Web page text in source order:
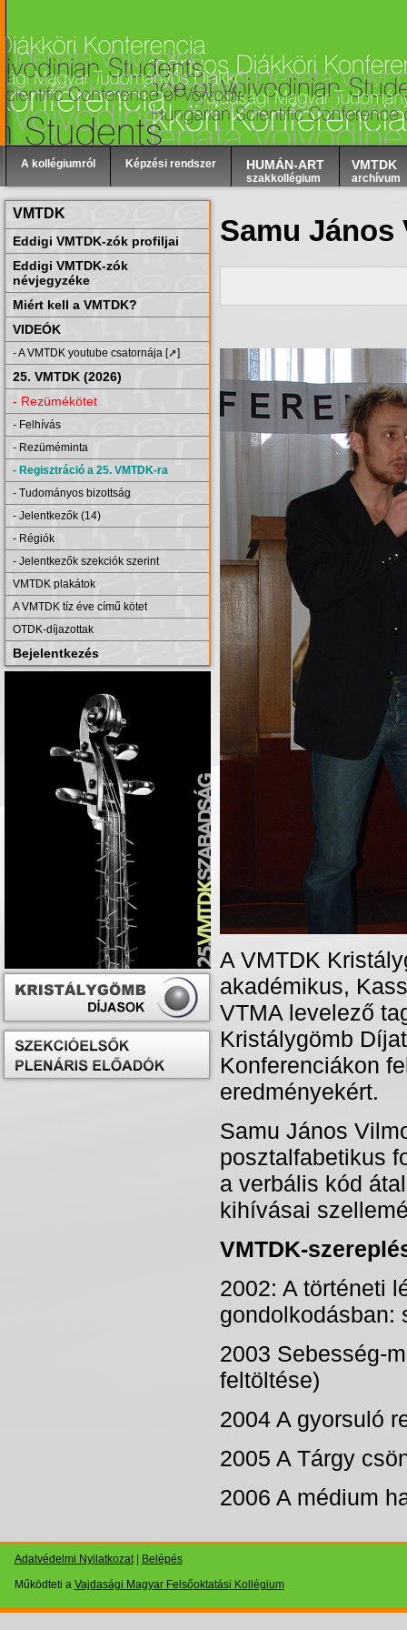
A kollégiumról Képzési rendszer HUMÁN-ART
szakkollégium
VMTDK
archívum
VMTDK
Eddigi VMTDK-zók profiljai
Eddigi VMTDK-zók
névjegyzéke
Miért kell a VMTDK?
VIDEÓK
- A VMTDK youtube csatornája [➚]
25. VMTDK (2026)
- Rezümékötet
- Felhívás
- Rezüméminta
- Regisztráció a 25. VMTDK-ra
- Tudományos bizottság
- Jelentkezők (14)
- Régiók
- Jelentkezők szekciók szerint
VMTDK plakátok
A VMTDK tíz éve című kötet
OTDK-díjazottak
Bejelentkezés
Samu János
A VMTDK
akadémikus,
VTMA levelező
Kristálygömb
Konferenciákon
eredményekért.
Samu János
posztalfabetikus
a verbális kód
kihívásai
VMTDK-
2002: A történeti
gondolkodásban:
2003 Sebesség-
feltöltése)
2004 A gyorsuló
2005 A Tárgy
2006 A médium
Adatvédelmi Nyilatkozat| Belépés
Működteti a Vajdasági Magyar Felsőoktatási Kollégium